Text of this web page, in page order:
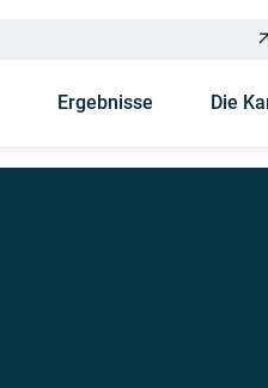
Ergebnisse Die